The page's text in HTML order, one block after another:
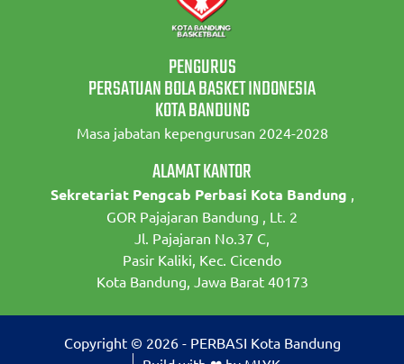
PENGURUS
PERSATUAN BOLA BASKET INDONESIA
KOTA BANDUNG
Masa jabatan kepengurusan 2024-2028
ALAMAT KANTOR
Sekretariat Pengcab Perbasi Kota Bandung ,
GOR Pajajaran Bandung , Lt. 2
Jl. Pajajaran No.37 C,
Pasir Kaliki, Kec. Cicendo
Kota Bandung, Jawa Barat 40173
Copyright © 2026 - PERBASI Kota Bandung